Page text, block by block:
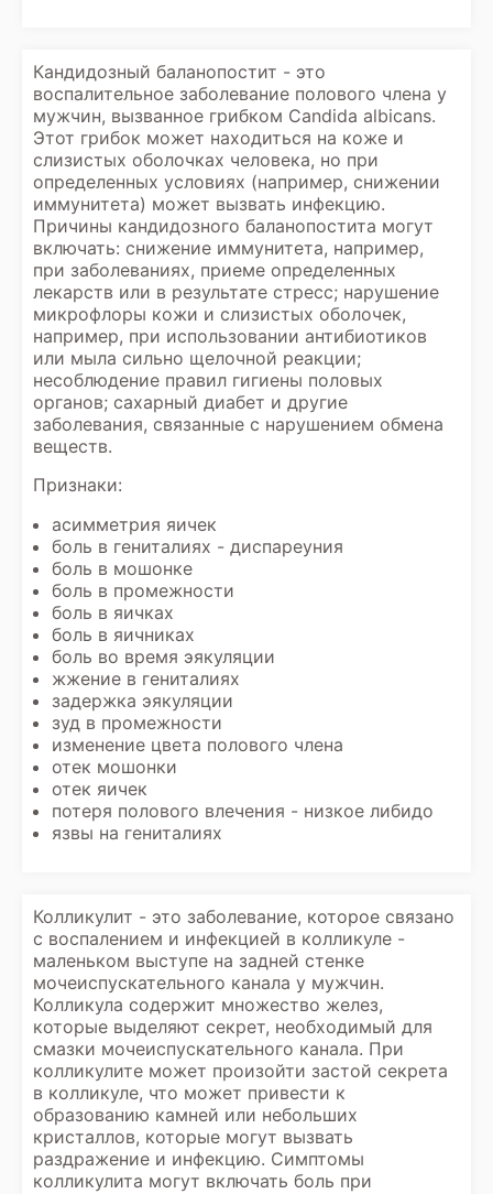
Кандидозный баланопостит - это
воспалительное заболевание полового члена у
мужчин, вызванное грибком Candida albicans.
Этот грибок может находиться на коже и
слизистых оболочках человека, но при
определенных условиях (например, снижении
иммунитета) может вызвать инфекцию.
Причины кандидозного баланопостита могут
включать: снижение иммунитета, например,
при заболеваниях, приеме определенных
лекарств или в результате стресс; нарушение
микрофлоры кожи и слизистых оболочек,
например, при использовании антибиотиков
или мыла сильно щелочной реакции;
несоблюдение правил гигиены половых
органов; сахарный диабет и другие
заболевания, связанные с нарушением обмена
веществ.
Признаки:
асимметрия яичек
боль в гениталиях - диспареуния
боль в мошонке
боль в промежности
боль в яичках
боль в яичниках
боль во время эякуляции
жжение в гениталиях
задержка эякуляции
зуд в промежности
изменение цвета полового члена
отек мошонки
отек яичек
потеря полового влечения - низкое либидо
язвы на гениталиях
Колликулит - это заболевание, которое связано
с воспалением и инфекцией в колликуле -
маленьком выступе на задней стенке
мочеиспускательного канала у мужчин.
Колликула содержит множество желез,
которые выделяют секрет, необходимый для
смазки мочеиспускательного канала. При
колликулите может произойти застой секрета
в колликуле, что может привести к
образованию камней или небольших
кристаллов, которые могут вызвать
раздражение и инфекцию. Симптомы
колликулита могут включать боль при